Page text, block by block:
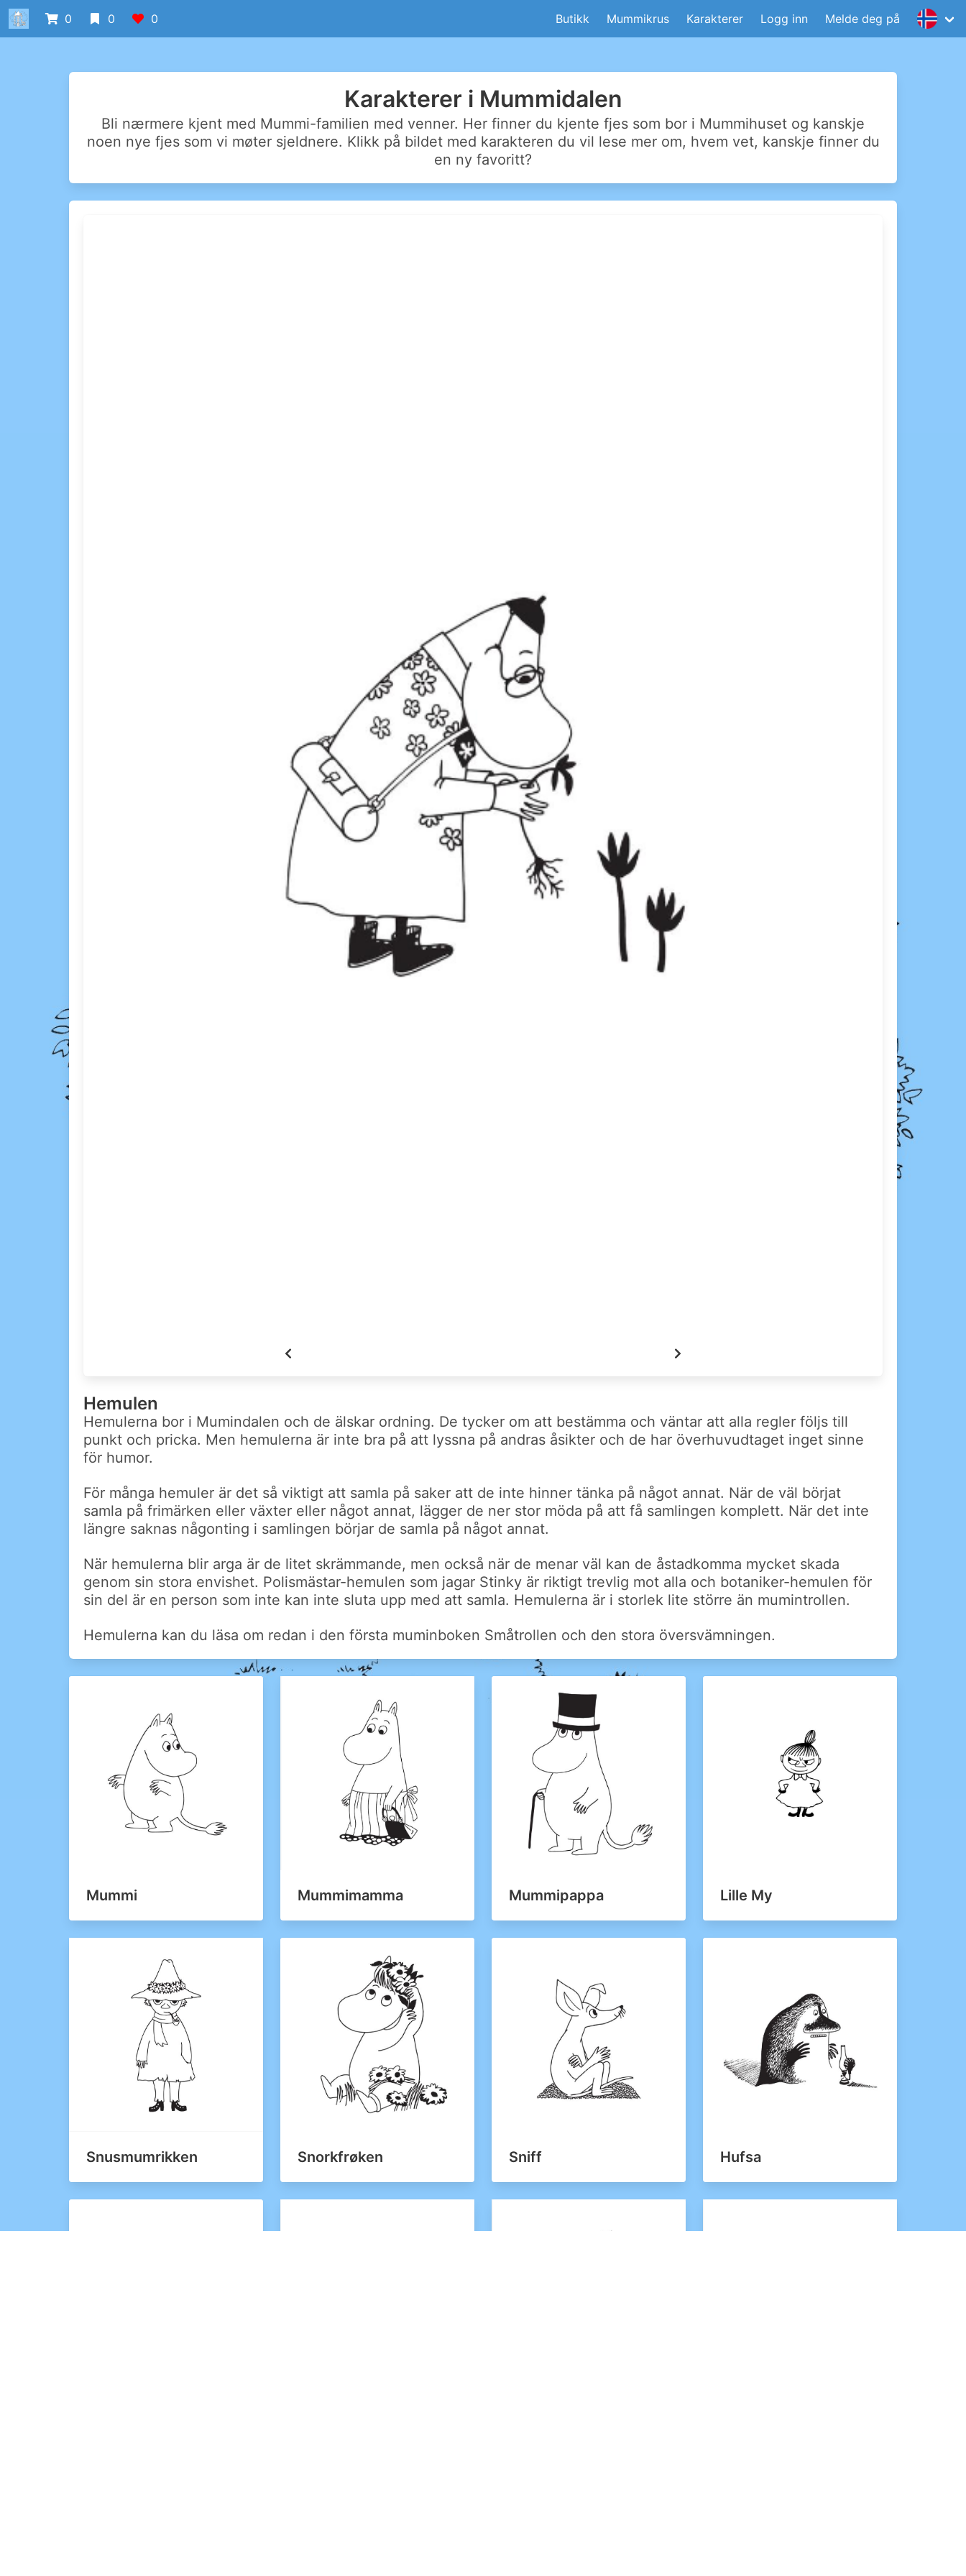
0 0 0 Butikk Mummikrus Karakterer Logg inn Melde deg på
Karakterer i Mummidalen
Bli nærmere kjent med Mummi-familien med venner. Her finner du kjente fjes som bor i Mummihuset og kanskje
noen nye fjes som vi møter sjeldnere. Klikk på bildet med karakteren du vil lese mer om, hvem vet, kanskje finner du
en ny favoritt?
Hemulen
Hemulerna bor i Mumindalen och de älskar ordning. De tycker om att bestämma och väntar att alla regler följs till
punkt och pricka. Men hemulerna är inte bra på att lyssna på andras åsikter och de har överhuvudtaget inget sinne
för humor.
För många hemuler är det så viktigt att samla på saker att de inte hinner tänka på något annat. När de väl börjat
samla på frimärken eller växter eller något annat, lägger de ner stor möda på att få samlingen komplett. När det inte
längre saknas någonting i samlingen börjar de samla på något annat.
När hemulerna blir arga är de litet skrämmande, men också när de menar väl kan de åstadkomma mycket skada
genom sin stora envishet. Polismästar-hemulen som jagar Stinky är riktigt trevlig mot alla och botaniker-hemulen för
sin del är en person som inte kan inte sluta upp med att samla. Hemulerna är i storlek lite större än mumintrollen.
Hemulerna kan du läsa om redan i den första muminboken Småtrollen och den stora översvämningen.
Mummi Mummimamma Mummipappa Lille My
Snusmumrikken Snorkfrøken Sniff Hufsa